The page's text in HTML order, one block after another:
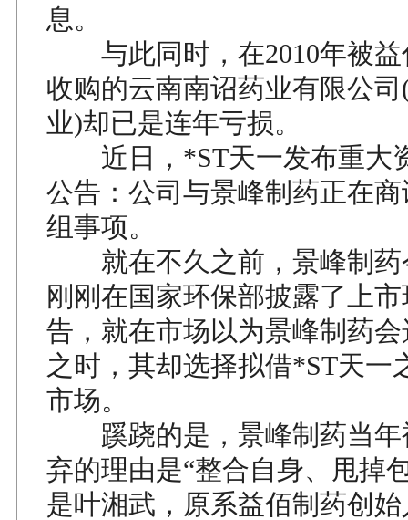
息。
与此同时，在2010年被益
收购的云南南诏药业有限公
业)却已是连年亏损。
近日，*ST天一发布重大
公告：公司与景峰制药正在
组事项。
就在不久之前，景峰制药
刚刚在国家环保部披露了上
告，就在市场以为景峰制药
之时，其却选择拟借*ST天一
市场。
蹊跷的是，景峰制药当年
弃的理由是“整合自身、甩掉
是叶湘武，原系益佰制药创